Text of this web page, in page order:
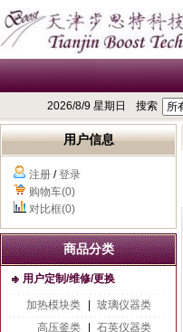
2026/8/9 星期日 搜索
用户信息
注册 /登录
购物车(0)
对比框(0)
商品分类
用户定制/维修/更换
加热模块类
玻璃仪器类
高压釜类
石英仪器类